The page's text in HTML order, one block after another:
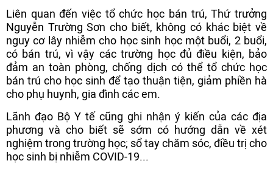
Liên quan đến việc tổ chức học bán trú, Thứ trưởng
Nguyễn Trường Sơn cho biết, không có khác biệt về
nguy cơ lây nhiễm cho học sinh học một buổi, 2 buổi,
có bán trú, vì vậy các trường học đủ điều kiện, bảo
đảm an toàn phòng, chống dịch có thể tổ chức học
bán trú cho học sinh để tạo thuận tiện, giảm phiền hà
cho phụ huynh, gia đình các em.
Lãnh đạo Bộ Y tế cũng ghi nhận ý kiến của các địa
phương và cho biết sẽ sớm có hướng dẫn về xét
nghiệm trong trường học; sổ tay chăm sóc, điều trị cho
học sinh bị nhiễm COVID-19...